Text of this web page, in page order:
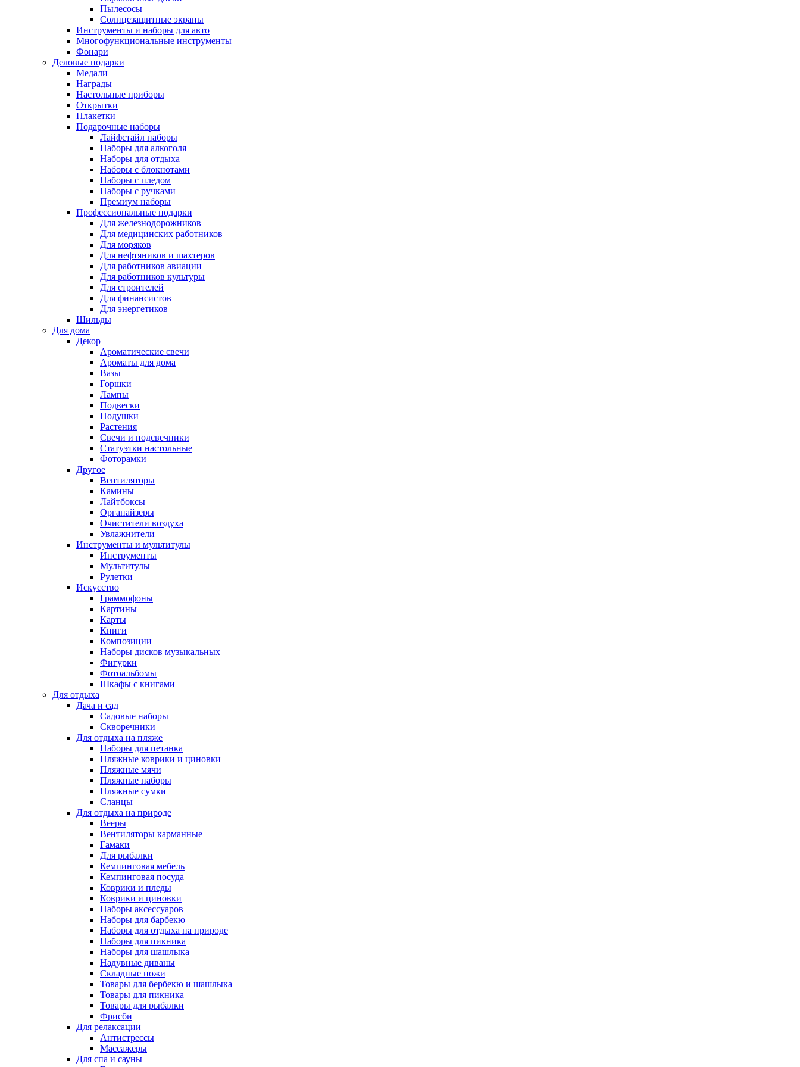
Пылесосы
Солнцезащитные экраны
Инструменты и наборы для авто
Многофункциональные инструменты
Фонари
Деловые подарки
Медали
Награды
Настольные приборы
Открытки
Плакетки
Подарочные наборы
Лайфстайл наборы
Наборы для алкоголя
Наборы для отдыха
Наборы с блокнотами
Наборы с пледом
Наборы с ручками
Премиум наборы
Профессиональные подарки
Для железнодорожников
Для медицинских работников
Для моряков
Для нефтяников и шахтеров
Для работников авиации
Для работников культуры
Для строителей
Для финансистов
Для энергетиков
Шильды
Для дома
Декор
Ароматические свечи
Ароматы для дома
Вазы
Горшки
Лампы
Подвески
Подушки
Растения
Свечи и подсвечники
Статуэтки настольные
Фоторамки
Другое
Вентиляторы
Камины
Лайтбоксы
Органайзеры
Очистители воздуха
Увлажнители
Инструменты и мультитулы
Инструменты
Мультитулы
Рулетки
Искусство
Граммофоны
Картины
Карты
Книги
Композиции
Наборы дисков музыкальных
Фигурки
Фотоальбомы
Шкафы с книгами
Для отдыха
Дача и сад
Садовые наборы
Скворечники
Для отдыха на пляже
Наборы для петанка
Пляжные коврики и циновки
Пляжные мячи
Пляжные наборы
Пляжные сумки
Сланцы
Для отдыха на природе
Вееры
Вентиляторы карманные
Гамаки
Для рыбалки
Кемпинговая мебель
Кемпинговая посуда
Коврики и пледы
Коврики и циновки
Наборы аксессуаров
Наборы для барбекю
Наборы для отдыха на природе
Наборы для пикника
Наборы для шашлыка
Надувные диваны
Складные ножи
Товары для бербекю и шашлыка
Товары для пикника
Товары для рыбалки
Фрисби
Для релаксации
Антистрессы
Массажеры
Для спа и сауны